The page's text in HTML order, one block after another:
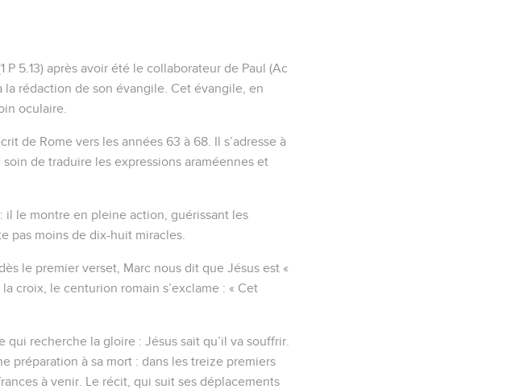
P 5.13) après avoir été le collaborateur de Paul (Ac
la rédaction de son évangile. Cet évangile, en
oculaire.
de Rome vers les années 63 à 68. Il s’adresse à
de traduire les expressions araméennes et
il le montre en pleine action, guérissant les
pas moins de dix-huit miracles.
le premier verset, Marc nous dit que Jésus est «
croix, le centurion romain s’exclame : « Cet
recherche la gloire : Jésus sait qu’il va souffrir.
préparation à sa mort : dans les treize premiers
à venir. Le récit, qui suit ses déplacements